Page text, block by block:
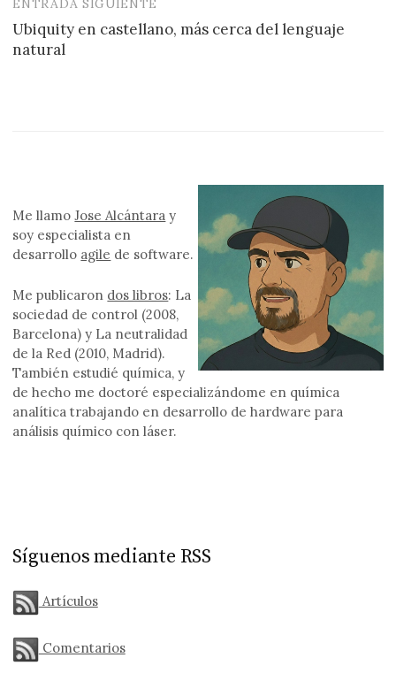
ENTRADA SIGUIENTE
Ubiquity en castellano, más cerca del lenguaje
natural
Me llamoJose Alcántara y
soy especialista en
desarrollo agile de software.
Me publicaron dos libros: La
sociedad de control (2008,
Barcelona) y La neutralidad
de la Red (2010, Madrid).
También estudié química, y
de hecho me doctoré especializándome en química
analítica trabajando en desarrollo de hardware para
análisis químico con láser.
Síguenos mediante RSS
Artículos
Comentarios